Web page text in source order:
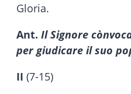
Gloria.
Ant. Il Signore
per giudicare il suo
II (7-15)